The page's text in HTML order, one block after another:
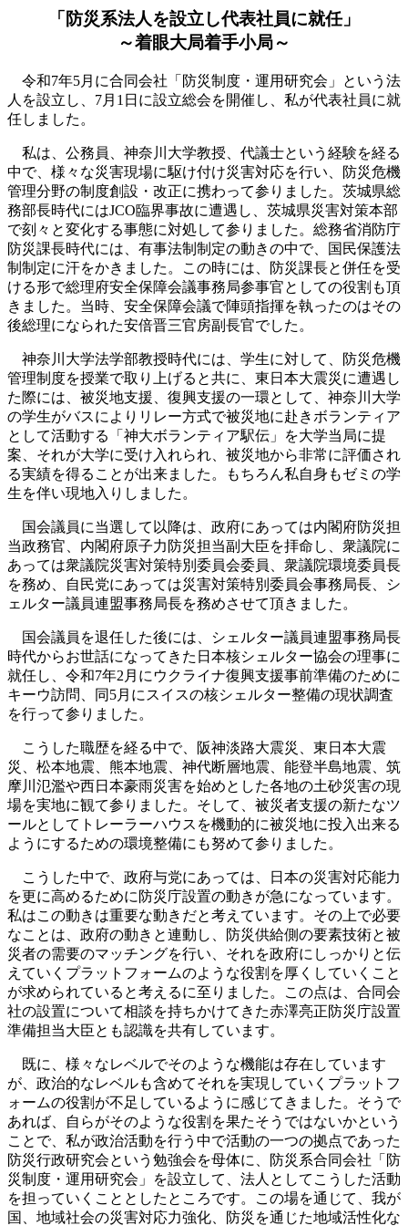
「防災系法人を設立し代表社員に就任」
～着眼大局着手小局～
令和7年5月に合同会社「防災制度・運用研究会」という法
人を設立し、7月1日に設立総会を開催し、私が代表社員に就
任しました。
私は、公務員、神奈川大学教授、代議士という経験を経る
中で、様々な災害現場に駆け付け災害対応を行い、防災危機
管理分野の制度創設・改正に携わって参りました。茨城県総
務部長時代にはJCO臨界事故に遭遇し、茨城県災害対策本部
で刻々と変化する事態に対処して参りました。総務省消防庁
防災課長時代には、有事法制制定の動きの中で、国民保護法
制制定に汗をかきました。この時には、防災課長と併任を受
ける形で総理府安全保障会議事務局参事官としての役割も頂
きました。当時、安全保障会議で陣頭指揮を執ったのはその
後総理になられた安倍晋三官房副長官でした。
神奈川大学法学部教授時代には、学生に対して、防災危機
管理制度を授業で取り上げると共に、東日本大震災に遭遇し
た際には、被災地支援、復興支援の一環として、神奈川大学
の学生がバスによりリレー方式で被災地に赴きボランティア
として活動する「神大ボランティア駅伝」を大学当局に提
案、それが大学に受け入れられ、被災地から非常に評価され
る実績を得ることが出来ました。もちろん私自身もゼミの学
生を伴い現地入りしました。
国会議員に当選して以降は、政府にあっては内閣府防災担
当政務官、内閣府原子力防災担当副大臣を拝命し、衆議院に
あっては衆議院災害対策特別委員会委員、衆議院環境委員長
を務め、自民党にあっては災害対策特別委員会事務局長、シ
ェルター議員連盟事務局長を務めさせて頂きました。
国会議員を退任した後には、シェルター議員連盟事務局長
時代からお世話になってきた日本核シェルター協会の理事に
就任し、令和7年2月にウクライナ復興支援事前準備のために
キーウ訪問、同5月にスイスの核シェルター整備の現状調査
を行って参りました。
こうした職歴を経る中で、阪神淡路大震災、東日本大震
災、松本地震、熊本地震、神代断層地震、能登半島地震、筑
摩川氾濫や西日本豪雨災害を始めとした各地の土砂災害の現
場を実地に観て参りました。そして、被災者支援の新たなツ
ールとしてトレーラーハウスを機動的に被災地に投入出来る
ようにするための環境整備にも努めて参りました。
こうした中で、政府与党にあっては、日本の災害対応能力
を更に高めるために防災庁設置の動きが急になっています。
私はこの動きは重要な動きだと考えています。その上で必要
なことは、政府の動きと連動し、防災供給側の要素技術と被
災者の需要のマッチングを行い、それを政府にしっかりと伝
えていくプラットフォームのような役割を厚くしていくこと
が求められていると考えるに至りました。この点は、合同会
社の設置について相談を持ちかけてきた赤澤亮正防災庁設置
準備担当大臣とも認識を共有しています。
既に、様々なレベルでそのような機能は存在しています
が、政治的なレベルも含めてそれを実現していくプラットフ
ォームの役割が不足しているように感じてきました。そうで
あれば、自らがそのような役割を果たそうではないかという
ことで、私が政治活動を行う中で活動の一つの拠点であった
防災行政研究会という勉強会を母体に、防災系合同会社「防
災制度・運用研究会」を設立して、法人としてこうした活動
を担っていくこととしたところです。この場を通じて、我が
国、地域社会の災害対応力強化、防災を通じた地域活性化な